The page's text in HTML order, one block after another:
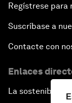
Regístrese para
Suscríbase a
Contacte con
Enlaces
La sostenibilidad